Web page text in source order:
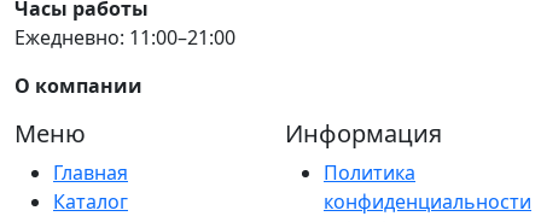
Часы работы
Ежедневно: 11:00–21:00
О компании
Меню
Главная
Каталог
Информация
Политика
конфиденциальности